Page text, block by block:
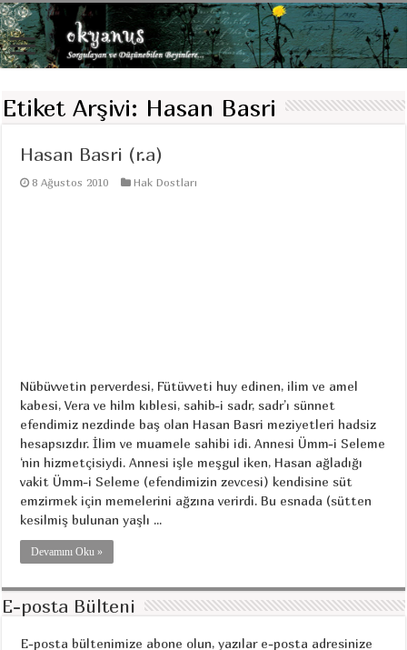
Etiket Arşivi: Hasan Basri
Hasan Basri (r.a)
8 Ağustos 2010 Hak Dostları
Nübüvvetin perverdesi, Fütüvveti huy edinen, ilim ve amel
kabesi, Vera ve hilm kıblesi, sahib-i sadr, sadr’ı sünnet
efendimiz nezdinde baş olan Hasan Basri meziyetleri hadsiz
hesapsızdır. İlim ve muamele sahibi idi. Annesi Ümm-i Seleme
‘nin hizmetçisiydi. Annesi işle meşgul iken, Hasan ağladığı
vakit Ümm-i Seleme (efendimizin zevcesi) kendisine süt
emzirmek için memelerini ağzına verirdi. Bu esnada (sütten
kesilmiş bulunan yaşlı ...
Devamını Oku »
E-posta Bülteni
E-posta bültenimize abone olun, yazılar e-posta adresinize